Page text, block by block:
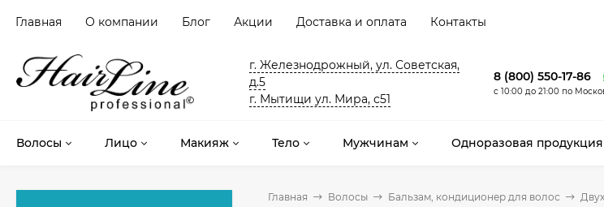
Главная О компании Блог Акции Доставка и оплата Контакты
г. Железнодрожный, ул. Советская,
д.5
г. Мытищи ул. Мира, с51
8 (800) 550-17-86
с 10:00 до 21:00 по
Волосы Лицо Макияж Тело Мужчинам Одноразовая продукция
Главная Волосы Бальзам, кондиционер для волос